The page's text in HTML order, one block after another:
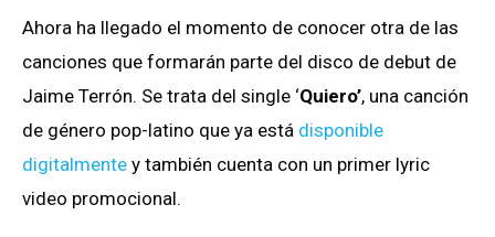
Ahora ha llegado el momento de conocer otra de las
canciones que formarán parte del disco de debut de
Jaime Terrón. Se trata del single ‘Quiero’, una canción
de género pop-latino que ya está disponible
digitalmente y también cuenta con un primer lyric
video promocional.